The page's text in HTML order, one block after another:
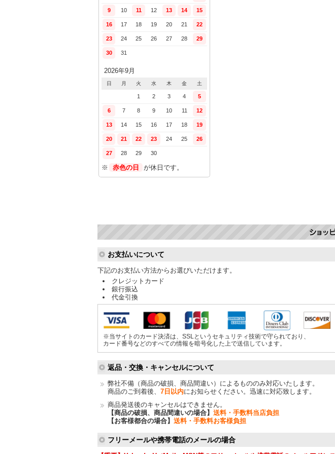
お支払いについて
下記のお支払い方法からお選びいただけます。
クレジットカード
銀行振込
代金引換
※当サイトのカード決済は、SSLというセキュリティ技術で守られており、
カード番号などのすべての情報を暗号化した上で送信しています。
返品・交換・キャンセルについて
弊社不備（商品の破損、商品間違い）によるもののみ対応いたします。
商品のご到着後、 7日以内にお知らせください。迅速に対応致します。
商品発送後のキャンセルはできません。
【商品の破損、商品間違いの場合】 送料・手数料当店負担
【お客様都合の場合】 送料・手数料お客様負担
フリーメールや携帯電話のメールの場合